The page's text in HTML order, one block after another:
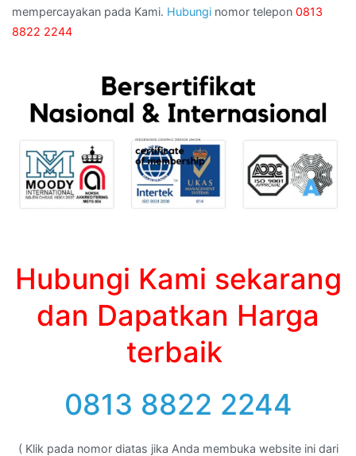
mempercayakan pada Kami. Hubungi nomor telepon 0813
8822 2244
Hubungi Kami sekarang
dan Dapatkan Harga
terbaik
0813 8822 2244
( Klik pada nomor diatas jika Anda membuka website ini dari